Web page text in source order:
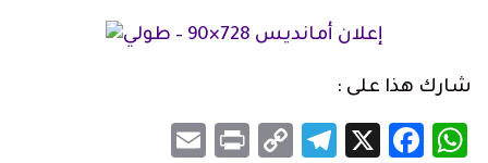
شارك هذا على :
WhatsApp
Facebook
X
Telegram
Copy
Print